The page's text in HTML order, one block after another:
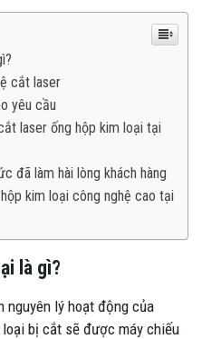
cắt laser
yêu cầu
laser ống hộp kim loại tại
đã làm hài lòng khách hàng
kim loại công nghệ cao tại
là gì?
nguyên lý hoạt động của
bị cắt sẽ được máy chiếu